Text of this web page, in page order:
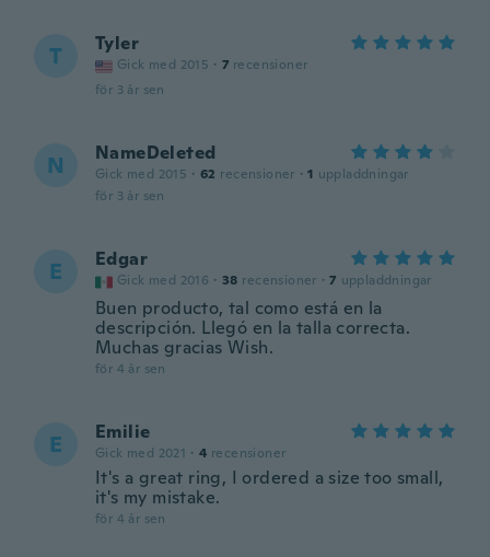
T Tyler
Gick med 2015 · 7 recensioner
för 3 år sen
N NameDeleted
Gick med 2015 · 62 recensioner · 1 uppladdningar
för 3 år sen
E Edgar
Gick med 2016 · 38 recensioner · 7 uppladdningar
Buen producto, tal como está en la
descripción. Llegó en la talla correcta.
Muchas gracias Wish.
för 4 år sen
E Emilie
Gick med 2021 · 4 recensioner
It's a great ring, I ordered a size too small,
it's my mistake.
för 4 år sen